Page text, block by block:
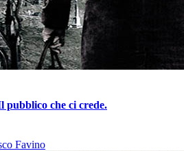
pubblico che ci crede.
Favino